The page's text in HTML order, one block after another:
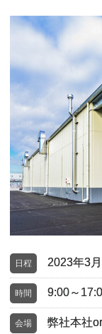
日程 2023年3
時間 9:00～
会場
弊社本社